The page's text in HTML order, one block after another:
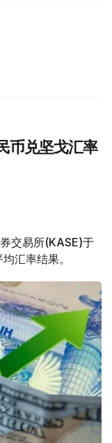
币兑坚戈汇率
交易所(KASE)于
汇率结果。